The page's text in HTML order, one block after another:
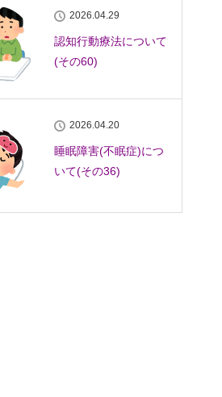
2026.04.29
認知行動療法について
(その60)
2026.04.20
睡眠障害(不眠症)につ
いて(その36)